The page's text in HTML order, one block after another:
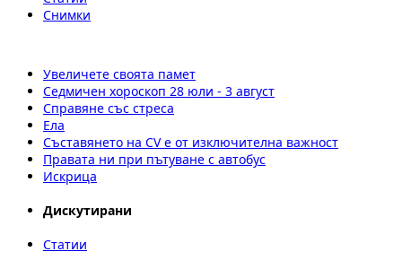
Снимки
Увеличете своята памет
Седмичен хороскоп 28 юли - 3 август
Справяне със стреса
Ела
Съставянето на CV е от изключителна важност
Правата ни при пътуване с автобус
Искрица
Дискутирани
Статии